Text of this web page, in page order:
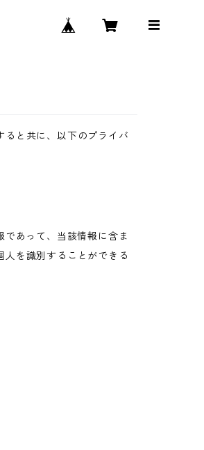
と共に、以下のプライバ
あって、当該情報に含ま
を識別することができる